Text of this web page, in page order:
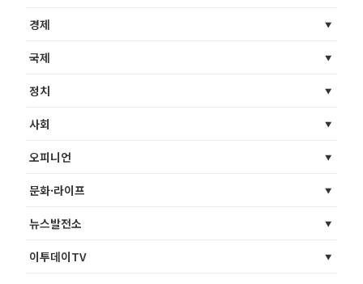
경제
국제
정치
사회
오피니언
문화·라이프
뉴스발전소
이투데이TV